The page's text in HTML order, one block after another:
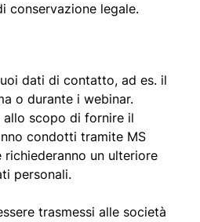
conservazione legale.
dati di contatto, ad es. il
o durante i webinar.
scopo di fornire il
condotti tramite MS
richiederanno un ulteriore
personali.
trasmessi alle società